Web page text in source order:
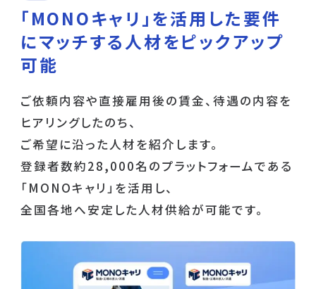
「MONOキャリ」を活用した要件
にマッチする人材をピックアップ
可能
ご依頼内容や直接雇用後の賃金、待遇の内容を
ヒアリングしたのち、
ご希望に沿った人材を紹介します。
登録者数約28,000名のプラットフォームである
「MONOキャリ」を活用し、
全国各地へ安定した人材供給が可能です。